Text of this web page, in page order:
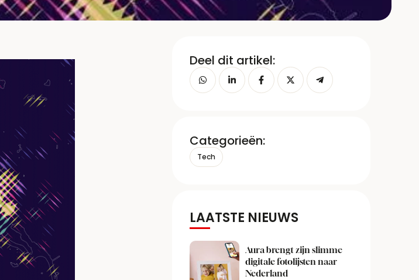
Deel dit artikel:
Categorieën:
Tech
LAATSTE NIEUWS
Aura brengt zijn slimme
digitale fotolijsten naar
Nederland